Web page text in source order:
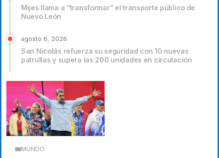
Mijes llama a “transformar” el transporte público de
Nuevo León
agosto 6, 2026
San Nicolás refuerza su seguridad con 10 nuevas
patrullas y supera las 200 unidades en circulación
MUNDO